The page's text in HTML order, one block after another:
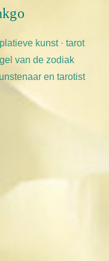
kunst · tarot
van de zodiak
en tarotist